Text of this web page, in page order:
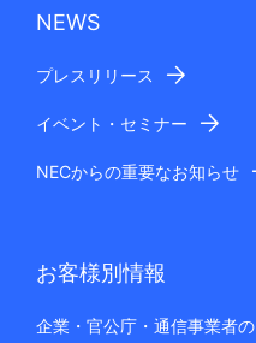
NEWS
プレスリリース
イベント・セミナー
NECからの重要なお知らせ
お客様別情報
企業・官公庁・通信事業者の